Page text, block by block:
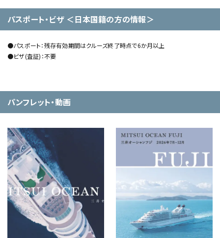
パスポート・ビザ ＜日本国籍の方の情報＞
●パスポート：残存有効期間はクルーズ終了時点で6か月以上
●ビザ(査証)：不要
パンフレット・動画